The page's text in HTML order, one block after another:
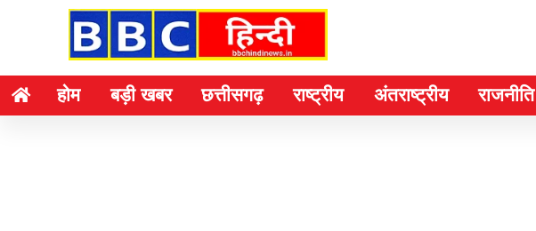
होम बड़ी खबर छत्तीसगढ़ राष्ट्रीय अंतराष्ट्रीय राजनीति